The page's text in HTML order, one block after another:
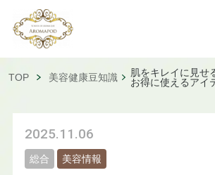
TOP 美容健康豆知識
肌をキレイに見せ
お得に使えるアイ
2025.11.06
総合 美容情報